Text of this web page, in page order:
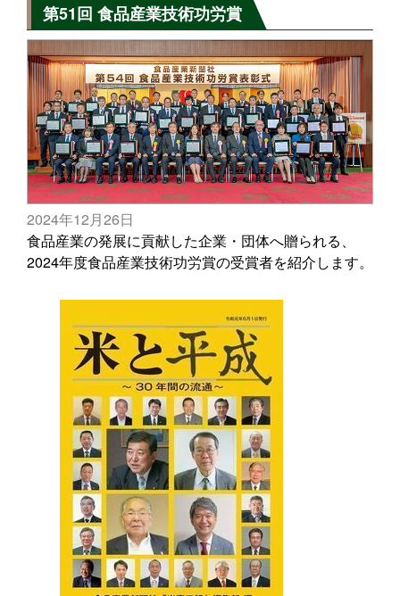
第51回 食品産業技術功労賞
2024年12月26日
食品産業の発展に貢献した企業・団体へ贈られる、
2024年度食品産業技術功労賞の受賞者を紹介します。